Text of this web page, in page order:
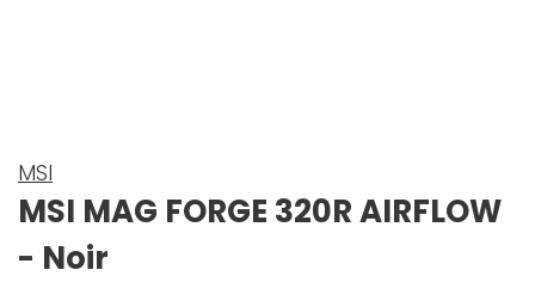
MSI
MSI MAG FORGE 320R AIRFLOW
- Noir